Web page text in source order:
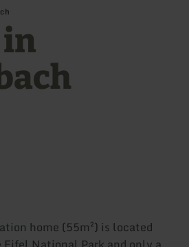
home (55m²) is located